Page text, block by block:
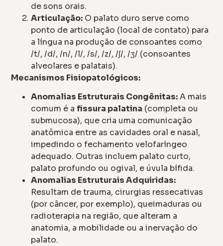
de sons orais.
Articulação: O palato duro serve como
ponto de articulação (local de contato) para
a língua na produção de consoantes como
/t/, /d/, /n/, /l/, /s/, /z/, /ʃ/, /ʒ/ (consoantes
alveolares e palatais).
Mecanismos Fisiopatológicos:
Anomalias Estruturais Congênitas:A mais
comum é a fissura palatina (completa ou
submucosa), que cria uma comunicação
anatômica entre as cavidades oral e nasal,
impedindo o fechamento velofaríngeo
adequado. Outras incluem palato curto,
palato profundo ou ogival, e úvula bífida.
Anomalias Estruturais Adquiridas:
Resultam de trauma, cirurgias ressecativas
(por câncer, por exemplo), queimaduras ou
radioterapia na região, que alteram a
anatomia, a mobilidade ou a inervação do
palato.